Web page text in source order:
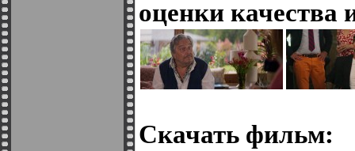
оценки качества
Скачать фильм: